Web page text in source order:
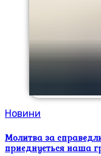
Новини
Молитва за
приєднується наша